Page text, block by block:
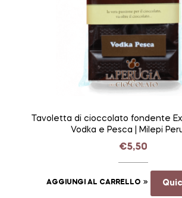
Tavoletta di cioccolato fondente
Vodka e Pesca | Milepi
€5,50
AGGIUNGI AL CARRELLO